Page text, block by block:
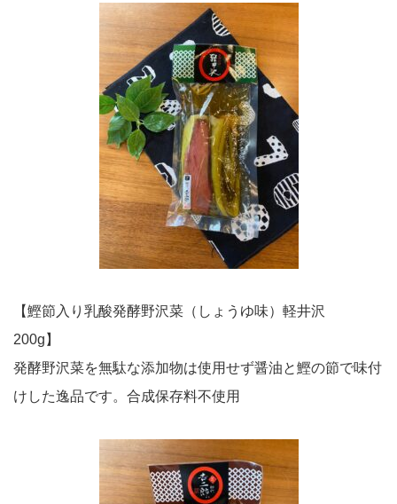
【鰹節入り乳酸発酵野沢菜（しょうゆ味）軽井沢
200g】
発酵野沢菜を無駄な添加物は使用せず醤油と鰹の節で味付
けした逸品です。合成保存料不使用